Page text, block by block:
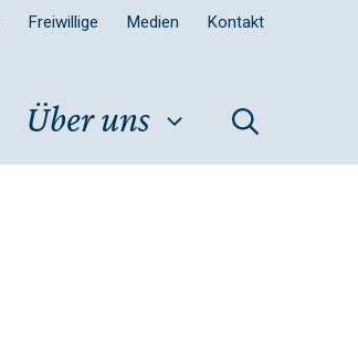
Freiwillige Medien Kontakt
Über uns